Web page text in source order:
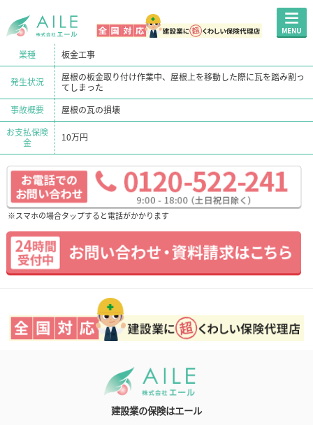
業種 板金工事
発生状況
屋根の板金取り付け作業中、屋根上を移動した際に瓦を踏み割っ
てしまった
事故概要
屋根の瓦の損壊
お支払保険
金
10万円
※スマホの場合タップすると電話がかかります
建設業の保険はエール